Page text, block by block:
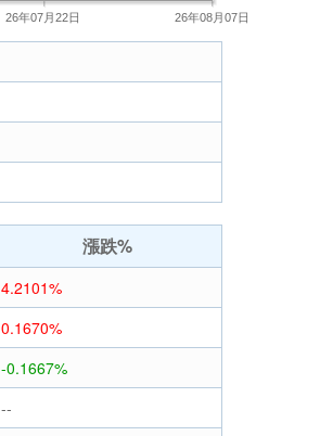
26年07月22日 26年08月07日
漲跌%
4.2101%
0.1670%
-0.1667%
--